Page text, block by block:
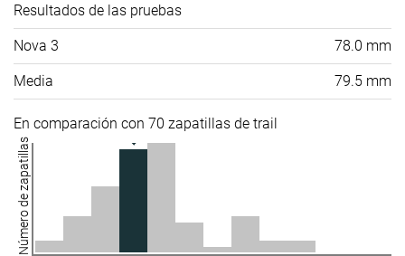
Resultados de las pruebas
Nova 3 78.0 mm
Media 79.5 mm
En comparación con 70 zapatillas de trail
Número de zapatillas